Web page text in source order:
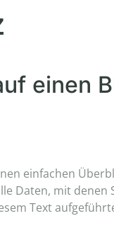
einen
einfachen
Daten, mit
Text